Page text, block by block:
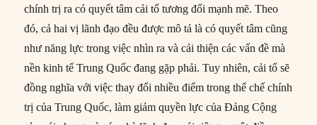
chính trị ra có quyết tâm cải tổ tương đối mạnh mẽ. Theo
đó, cả hai vị lãnh đạo đều được mô tả là có quyết tâm cũng
như năng lực trong việc nhìn ra và cải thiện các vấn đề mà
nền kinh tế Trung Quốc đang gặp phải. Tuy nhiên, cải tổ sẽ
đồng nghĩa với việc thay đổi nhiều điểm trong thể chế chính
trị của Trung Quốc, làm giảm quyền lực của Đảng Cộng